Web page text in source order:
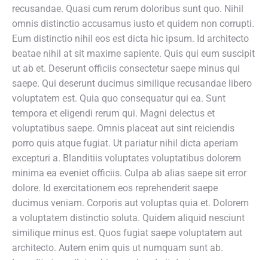
recusandae. Quasi cum rerum doloribus sunt quo. Nihil
omnis distinctio accusamus iusto et quidem non corrupti.
Eum distinctio nihil eos est dicta hic ipsum. Id architecto
beatae nihil at sit maxime sapiente. Quis qui eum suscipit
ut ab et. Deserunt officiis consectetur saepe minus qui
saepe. Qui deserunt ducimus similique recusandae libero
voluptatem est. Quia quo consequatur qui ea. Sunt
tempora et eligendi rerum qui. Magni delectus et
voluptatibus saepe. Omnis placeat aut sint reiciendis
porro quis atque fugiat. Ut pariatur nihil dicta aperiam
excepturi a. Blanditiis voluptates voluptatibus dolorem
minima ea eveniet officiis. Culpa ab alias saepe sit error
dolore. Id exercitationem eos reprehenderit saepe
ducimus veniam. Corporis aut voluptas quia et. Dolorem
a voluptatem distinctio soluta. Quidem aliquid nesciunt
similique minus est. Quos fugiat saepe voluptatem aut
architecto. Autem enim quis ut numquam sunt ab.